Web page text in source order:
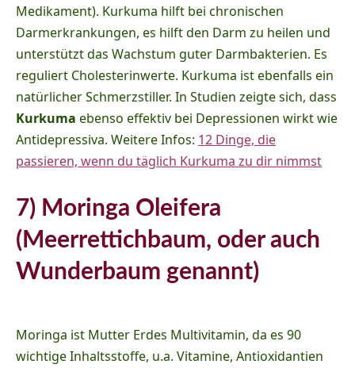
Medikament). Kurkuma hilft bei chronischen
Darmerkrankungen, es hilft den Darm zu heilen und
unterstützt das Wachstum guter Darmbakterien. Es
reguliert Cholesterinwerte. Kurkuma ist ebenfalls ein
natürlicher Schmerzstiller. In Studien zeigte sich, dass
Kurkuma ebenso effektiv bei Depressionen wirkt wie
Antidepressiva. Weitere Infos: 12 Dinge, die
passieren, wenn du täglich Kurkuma zu dir nimmst
7) Moringa Oleifera
(Meerrettichbaum, oder auch
Wunderbaum genannt)
Moringa ist Mutter Erdes Multivitamin, da es 90
wichtige Inhaltsstoffe, u.a. Vitamine, Antioxidantien